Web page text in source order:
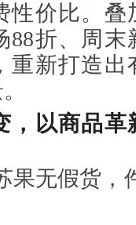
性价比。叠
88折、周末
重新打造出
，以商品革
果无假货，